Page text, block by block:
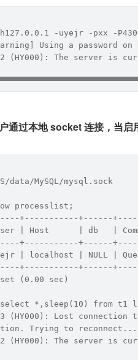
-uyejr -pxx -
Using a password
(HY000): The server is
通过本地 socket 连接，当启
data/MySQL/mysql.sock
processlist;
+-----------+------
| Host      | db   |
+-----------+------
| localhost | NULL |
+-----------+------
(0.00 sec)
*,sleep(10) from t1 limit
(HY000): Lost connection
Trying to reconnect...
(HY000): The server is